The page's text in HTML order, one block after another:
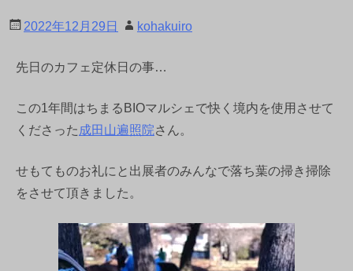
2022年12月29日 kohakuiro
先日のカフェ定休日の事…
この1年間はちまるBIOマルシェで快く境内を使用させて
くださった 成田山遍照院さん。
せもてものお礼にと出展者のみんなで落ち葉の掃き掃除
をさせて頂きました。